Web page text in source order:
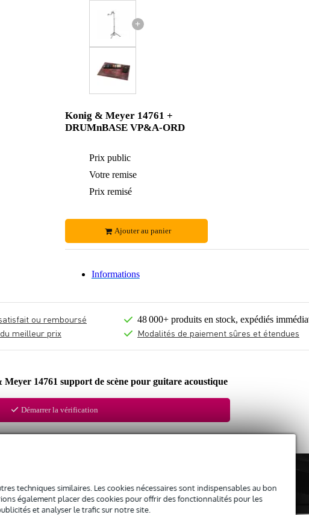
techniques similaires. Les cookies nécessaires sont indispensables au bon
également placer des cookies pour offrir des fonctionnalités pour les
et analyser le trafic sur notre site.
+
Konig & Meyer 14761 +
DRUMnBASE VP&A-ORD
Prix public
Votre remise
Prix remisé
Ajouter au panier
Informations
ou remboursé
meilleur prix
48 000+ produits en stock, expédiés
Modalités de paiement sûres et étendues
14761 support de scène pour guitare acoustique
Démarrer la vérification